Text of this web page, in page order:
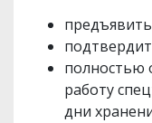
полностью
работу
дни